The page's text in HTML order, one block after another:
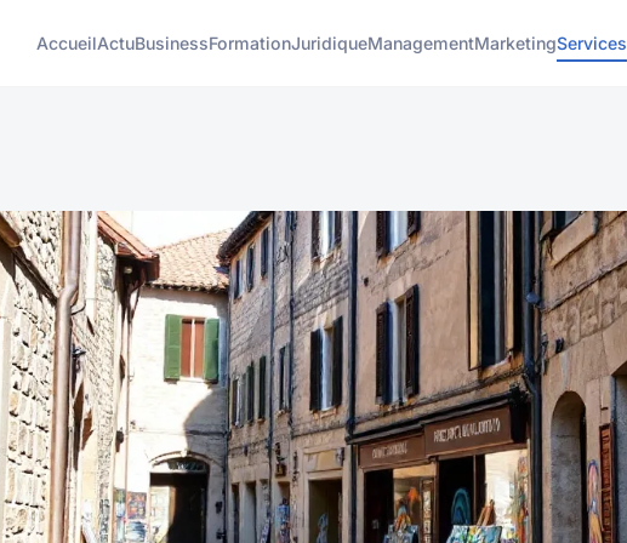
AccueilActuBusinessFormationJuridiqueManagementMarketingServices